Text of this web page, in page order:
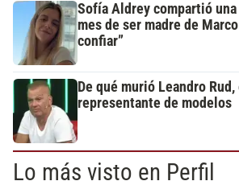
Sofía Aldrey compartió
mes de ser madre de
confiar”
De qué murió Leandro
representante de modelos
Lo más visto en Perfil